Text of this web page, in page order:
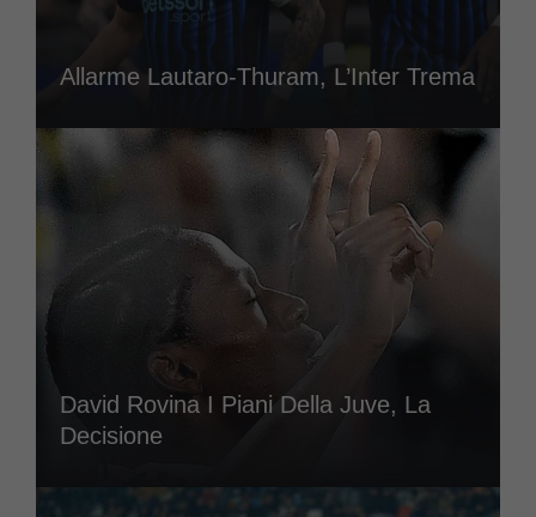
Allarme Lautaro-Thuram, L’Inter Trema
David Rovina I Piani Della Juve, La
Decisione